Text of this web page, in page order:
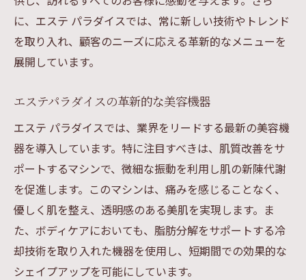
に、エステ パラダイスでは、常に新しい技術やトレンド
を取り入れ、顧客のニーズに応える革新的なメニューを
展開しています。
エステパラダイスの革新的な美容機器
エステ パラダイスでは、業界をリードする最新の美容機
器を導入しています。特に注目すべきは、肌質改善をサ
ポートするマシンで、微細な振動を利用し肌の新陳代謝
を促進します。このマシンは、痛みを感じることなく、
優しく肌を整え、透明感のある美肌を実現します。ま
た、ボディケアにおいても、脂肪分解をサポートする冷
却技術を取り入れた機器を使用し、短期間での効果的な
シェイプアップを可能にしています。